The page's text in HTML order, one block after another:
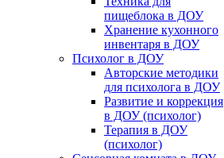
пищеблока в ДОУ
Хранение кухонного
инвентаря в ДОУ
Психолог в ДОУ
Авторские методики
для психолога в ДОУ
Развитие и коррекция
в ДОУ (психолог)
Терапия в ДОУ
(психолог)